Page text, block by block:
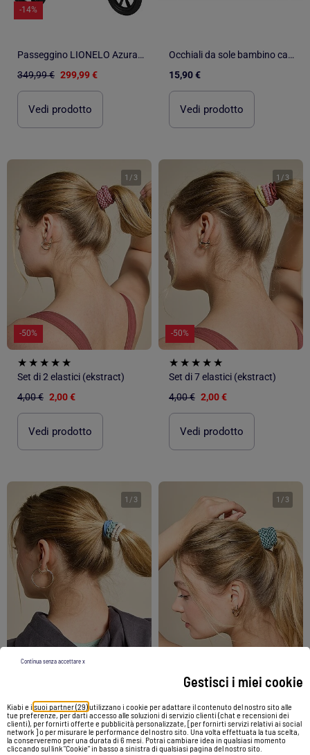
Gestisci i miei cookie
Kiabi e i suoi partner (29)utilizzano i cookie per adattare il contenuto del nostro sito alle
tue preferenze, per darti accesso alle soluzioni di servizio clienti (chat e recensioni dei
clienti), per fornirti offerte e pubblicità personalizzate, [per fornirti servizi relativi ai social
network ] o per misurare le performance del nostro sito. Una volta effettuata la tua scelta,
la conserveremo per una durata di 6 mesi. Potrai cambiare idea in qualsiasi momento
cliccando sul link "Cookie" in basso a sinistra di qualsiasi pagina del nostro sito.
Continua senza accettare x
-14%
Passeggino LIONELO Azura All-Terrain - Sportivo - Fino a 22 kg - Doppio freno - Pompa inclusa
349,99 € 299,99 €
Vedi prodotto
Occhiali da sole bambino categoria 3
15,90 €
Vedi prodotto
1 /3
-50%
Set di 2 elastici (ekstract)
4,00 € 2,00 €
Vedi prodotto
1 / 3
-50%
Set di 7 elastici (ekstract)
4,00 € 2,00 €
Vedi prodotto
1 / 3
Set di 7 elastici (ekstract)
4,00 € 2,00 €
1 / 3
4,00 €
2,00 €